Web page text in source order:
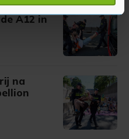
moment wijzigen of
beter en wordt jouw
bekijken en je
of intrekken.
A12 in
na